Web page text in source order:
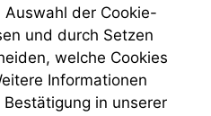
der Cookie-
und durch Setzen
welche Cookies
Informationen
in unserer